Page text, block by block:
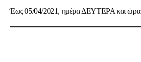
Έως05/04/2021, ημέραΔΕΥΤΕΡΑ και ώρα